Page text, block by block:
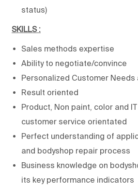
status)
SKILLS :
Sales methods expertise
Ability to negotiate/convince
Personalized Customer Needs
Result oriented
Product, Non paint, color and
customer service orientated
Perfect understanding of
and bodyshop repair process
Business knowledge on
its key performance indicators